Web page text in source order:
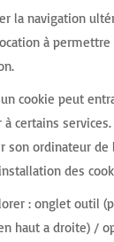
la navigation
à permettre
cookie peut
à certains
son ordinateur de
des
: onglet outil
haut a droite) /